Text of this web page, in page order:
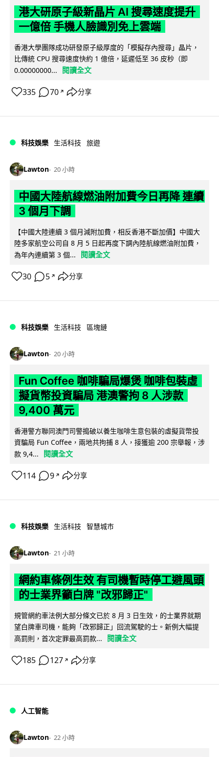
港大研原子級新晶片 AI 搜尋速度提升
一億倍 手機人臉識別免上雲端
香港大學團隊成功研發原子級厚度的「模擬存內搜尋」晶片，
比傳統 CPU 搜尋速度快約 1 億倍，延遲低至 36 皮秒（即
0.00000000...
閱讀全文
335 70 ↗ 分享
科技娛樂 生活科技 旅遊
Lawton 20 小時
中國大陸航線燃油附加費今日再降 連續
3 個月下調
【中國大陸連續 3 個月減附加費，相反香港不斷加價】中國大
陸多家航空公司自 8 月 5 日起再度下調內陸航線燃油附加費，
為年內連續第 3 個...
閱讀全文
30 5 ↗ 分享
科技娛樂 生活科技 區塊鏈
Lawton 20 小時
Fun Coffee 咖啡騙局爆煲 咖啡包裝虛
擬貨幣投資騙局 港澳警拘 8 人涉款
9,400 萬元
香港警方聯同澳門司警搗破以養生咖啡生意包裝的虛擬貨幣投
資騙局 Fun Coffee，兩地共拘捕 8 人，接獲逾 200 宗舉報，涉
款 9,4...
閱讀全文
114 9 ↗ 分享
科技娛樂 生活科技 智慧城市
Lawton 21 小時
網約車條例生效 有司機暫時停工避風頭
的士業界籲白牌 "改邪歸正"
規管網約車法例大部分條文已於 8 月 3 日生效，的士業界就期
望白牌車司機，能夠「改邪歸正」回流駕駛的士。新例大幅提
高罰則，首次定罪最高罰款...
閱讀全文
185 127 ↗ 分享
人工智能
Lawton 22 小時